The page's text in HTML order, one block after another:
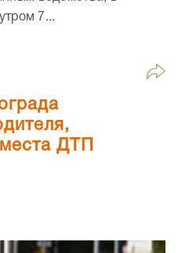
7...
ДТП